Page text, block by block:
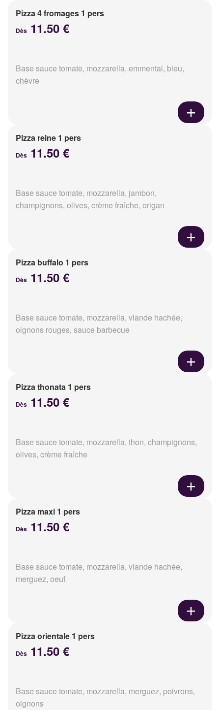
Pizza 4 fromages 1 pers
Dès 11.50 €
Base sauce tomate, mozzarella, emmental, bleu,
chèvre
Pizza reine 1 pers
Dès 11.50 €
Base sauce tomate, mozzarella, jambon,
champignons, olives, crème fraîche, origan
Pizza buffalo 1 pers
Dès 11.50 €
Base sauce tomate, mozzarella, viande hachée,
oignons rouges, sauce barbecue
Pizza thonata 1 pers
Dès 11.50 €
Base sauce tomate, mozzarella, thon, champignons,
olives, crème fraîche
Pizza maxi 1 pers
Dès 11.50 €
Base sauce tomate, mozzarella, viande hachée,
merguez, oeuf
Pizza orientale 1 pers
Dès 11.50 €
Base sauce tomate, mozzarella, merguez, poivrons,
oignons